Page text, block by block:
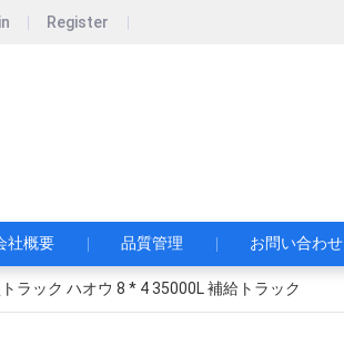
Register
社概要 品質管理 お問い合わせ
ラック ハオウ 8 * 4 35000L 補給トラック